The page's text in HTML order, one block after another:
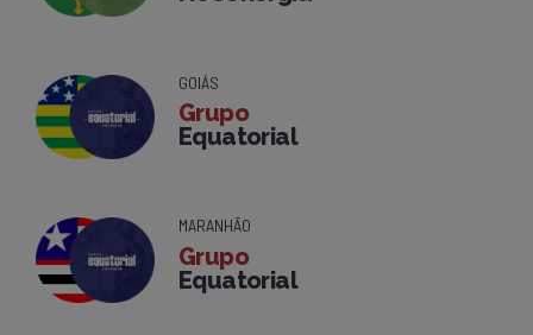
GOIÁS
Grupo
Equatorial
MARANHÃO
Grupo
Equatorial